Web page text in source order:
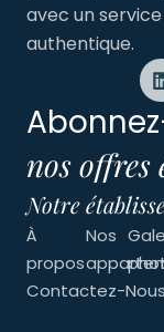
avec un
authentique.
nos offres
Notre
À
propos
Nos
Contactez-Nous